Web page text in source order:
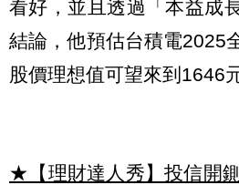
看好，並且透過「本益成
結論，他預估台積電2025
股價理想值可望來到1646元
★【理財達人秀】投信開